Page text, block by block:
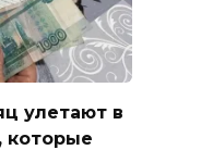
улетают в
которые